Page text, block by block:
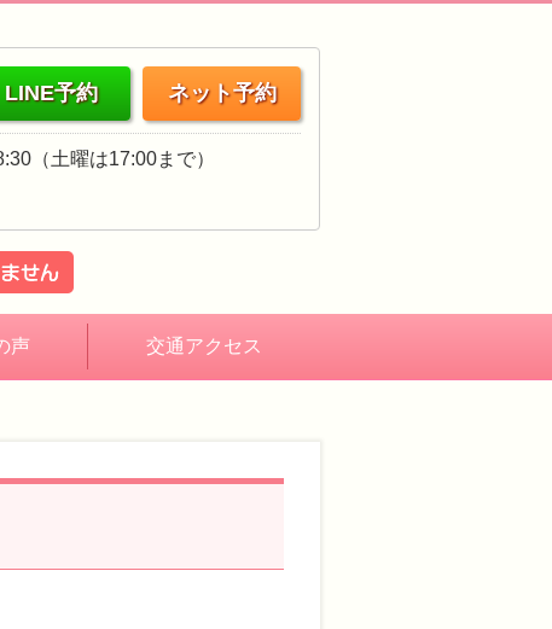
ネット予約
LINE予約
（土曜は17:00まで）
声 交通アクセス